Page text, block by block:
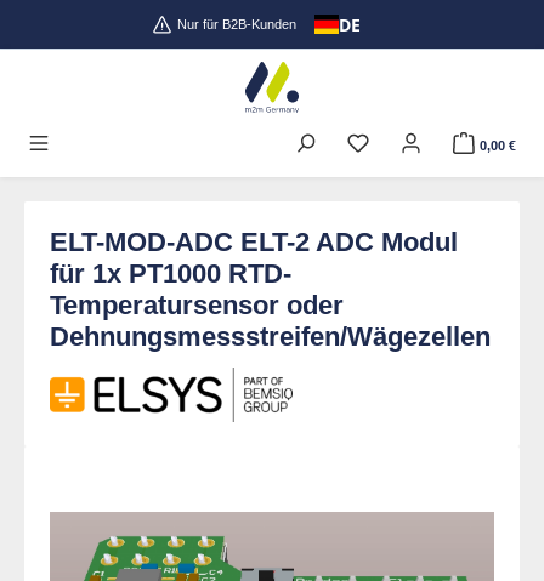
Zum Hauptinhalt springenNur für B2B-Kunden DE
0,00 €
ELT-MOD-ADC ELT-2 ADC Modul
für 1x PT1000 RTD-
Temperatursensor oder
Dehnungsmessstreifen/Wägezellen